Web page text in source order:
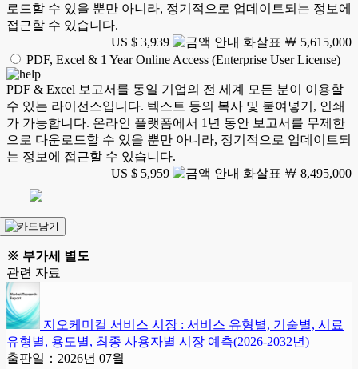
로드할 수 있을 뿐만 아니라, 정기적으로 업데이트되는 정보에
접근할 수 있습니다.
US $ 3,939
￦ 5,615,000
PDF, Excel & 1 Year Online Access (Enterprise User License)
PDF & Excel 보고서를 동일 기업의 전 세계 모든 분이 이용할
수 있는 라이선스입니다. 텍스트 등의 복사 및 붙여넣기, 인쇄
가 가능합니다. 온라인 플랫폼에서 1년 동안 보고서를 무제한
으로 다운로드할 수 있을 뿐만 아니라, 정기적으로 업데이트되
는 정보에 접근할 수 있습니다.
US $ 5,959
￦ 8,495,000
※ 부가세 별도
관련 자료
지오케미컬 서비스 시장 : 서비스 유형별, 기술별, 시료
유형별, 용도별, 최종 사용자별 시장 예측(2026-2032년)
출판일：2026년 07월